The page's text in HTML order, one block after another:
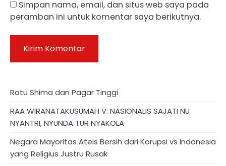
Simpan nama, email, dan situs web saya pada
peramban ini untuk komentar saya berikutnya.
Ratu Shima dan Pagar Tinggi
RAA WIRANATAKUSUMAH V: NASIONALIS SAJATI NU
NYANTRI, NYUNDA TUR NYAKOLA
Negara Mayoritas Ateis Bersih dari Korupsi vs Indonesia
yang Religius Justru Rusak